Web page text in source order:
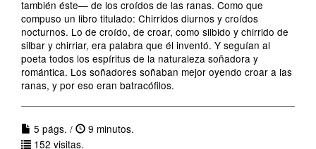
también éste— de los croídos de las ranas. Como que
compuso un libro titulado: Chirridos diurnos y croídos
nocturnos. Lo de croído, de croar, como silbido y chirrido de
silbar y chirriar, era palabra que él inventó. Y seguían al
poeta todos los espíritus de la naturaleza soñadora y
romántica. Los soñadores soñaban mejor oyendo croar a las
ranas, y por eso eran batracófilos.
5 págs. /
9 minutos.
152 visitas.